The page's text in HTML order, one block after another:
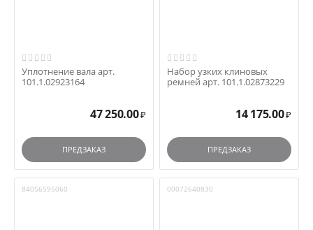
Уплотнение вала арт.
101.1.02923164
47 250.00 ₽
ПРЕДЗАКАЗ
Набор узких клиновых
ремней арт. 101.1.02873229
14 175.00 ₽
ПРЕДЗАКАЗ
84056595060 00072640830